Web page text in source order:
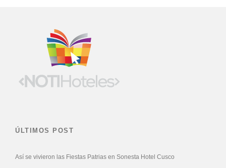
ÚLTIMOS POST
Así se vivieron las Fiestas Patrias en Sonesta Hotel Cusco